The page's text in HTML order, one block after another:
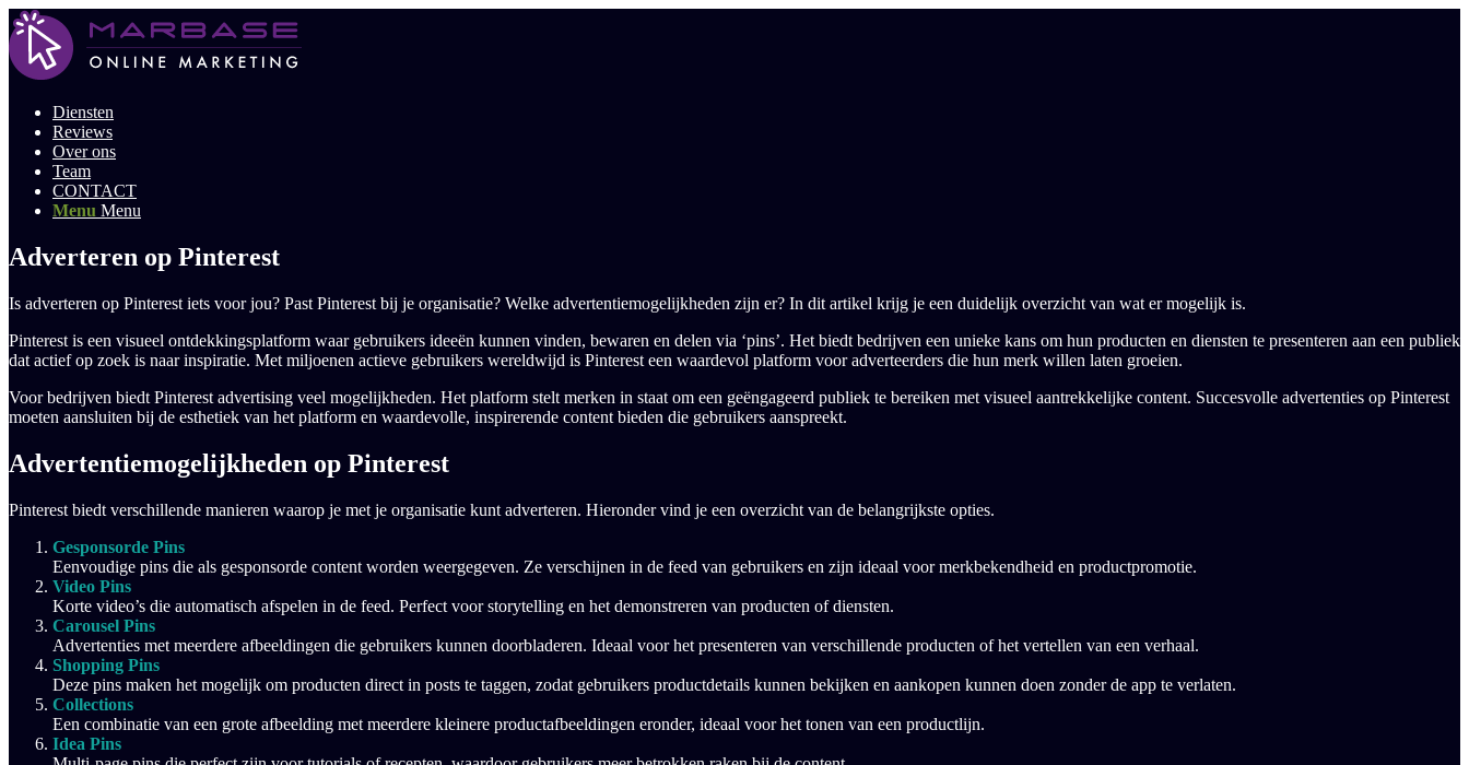
Diensten
Reviews
Over ons
Team
CONTACT
Menu Menu
Adverteren op Pinterest
Is adverteren op Pinterest iets voor jou? Past Pinterest bij je organisatie? Welke advertentiemogelijkheden zijn er? In dit artikel krijg je een duidelijk overzicht van wat er mogelijk is.
Pinterest is een visueel ontdekkingsplatform waar gebruikers ideeën kunnen vinden, bewaren en delen via ‘pins’. Het biedt bedrijven een unieke kans om hun producten en diensten te presenteren aan een publiek
dat actief op zoek is naar inspiratie. Met miljoenen actieve gebruikers wereldwijd is Pinterest een waardevol platform voor adverteerders die hun merk willen laten groeien.
Voor bedrijven biedt Pinterest advertising veel mogelijkheden. Het platform stelt merken in staat om een geëngageerd publiek te bereiken met visueel aantrekkelijke content. Succesvolle advertenties op Pinterest
moeten aansluiten bij de esthetiek van het platform en waardevolle, inspirerende content bieden die gebruikers aanspreekt.
Advertentiemogelijkheden op Pinterest
Pinterest biedt verschillende manieren waarop je met je organisatie kunt adverteren. Hieronder vind je een overzicht van de belangrijkste opties.
Gesponsorde Pins
Eenvoudige pins die als gesponsorde content worden weergegeven. Ze verschijnen in de feed van gebruikers en zijn ideaal voor merkbekendheid en productpromotie.
Video Pins
Korte video’s die automatisch afspelen in de feed. Perfect voor storytelling en het demonstreren van producten of diensten.
Carousel Pins
Advertenties met meerdere afbeeldingen die gebruikers kunnen doorbladeren. Ideaal voor het presenteren van verschillende producten of het vertellen van een verhaal.
Shopping Pins
Deze pins maken het mogelijk om producten direct in posts te taggen, zodat gebruikers productdetails kunnen bekijken en aankopen kunnen doen zonder de app te verlaten.
Collections
Een combinatie van een grote afbeelding met meerdere kleinere productafbeeldingen eronder, ideaal voor het tonen van een productlijn.
Idea Pins